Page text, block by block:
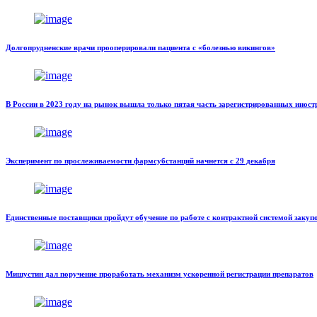
Долгопрудненские врачи прооперировали пациента с «болезнью викингов»
В России в 2023 году на рынок вышла только пятая часть зарегистрированных
Эксперимент по прослеживаемости фармсубстанций начнется с 29 декабря
Единственные поставщики пройдут обучение по работе с контрактной системой
Мишустин дал поручение проработать механизм ускоренной регистрации препаратов